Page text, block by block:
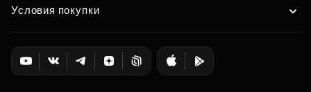
Условия покупки